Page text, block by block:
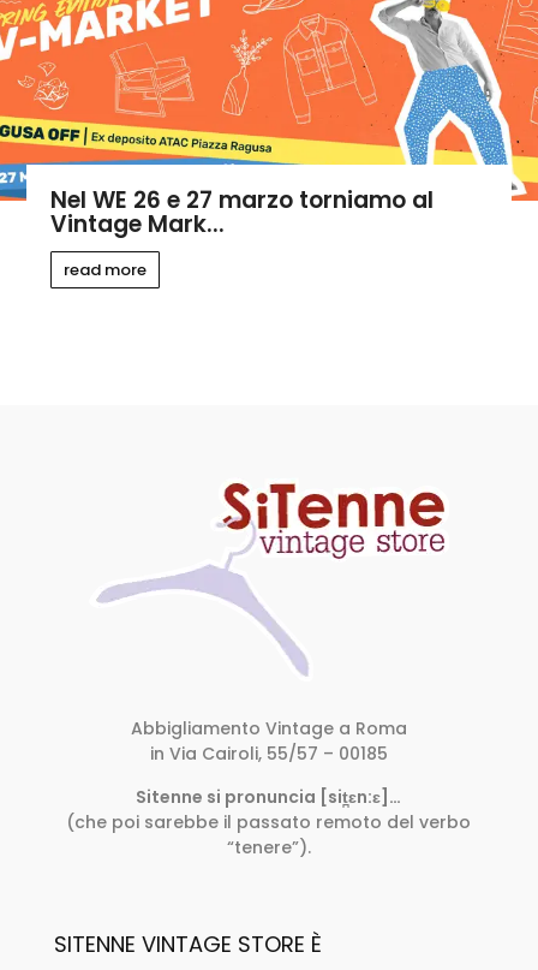
Nel WE 26 e 27 marzo torniamo al
Vintage Mark...
read more
Abbigliamento Vintage a Roma
in Via Cairoli, 55/57 – 00185
Sitenne si pronuncia [sit̪ɛn:ɛ]…
(che poi sarebbe il passato remoto del verbo
“tenere”).
SITENNE VINTAGE STORE È